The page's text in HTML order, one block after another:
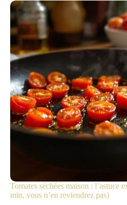
Tomates séchées maison : l’astuce
min, vous n’en reviendrez pas)